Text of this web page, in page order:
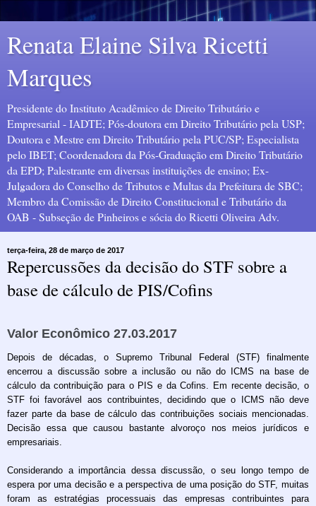
Renata Elaine Silva Ricetti
Marques
Presidente do Instituto Acadêmico de Direito Tributário e
Empresarial - IADTE; Pós-doutora em Direito Tributário pela USP;
Doutora e Mestre em Direito Tributário pela PUC/SP; Especialista
pelo IBET; Coordenadora da Pós-Graduação em Direito Tributário
da EPD; Palestrante em diversas instituições de ensino; Ex-
Julgadora do Conselho de Tributos e Multas da Prefeitura de SBC;
Membro da Comissão de Direito Constitucional e Tributário da
OAB - Subseção de Pinheiros e sócia do Ricetti Oliveira Adv.
terça-feira, 28 de março de 2017
Repercussões da decisão do STF sobre a
base de cálculo de PIS/Cofins
Valor Econômico 27.03.2017
Depois de décadas, o Supremo Tribunal Federal (STF) finalmente
encerrou a discussão sobre a inclusão ou não do ICMS na base de
cálculo da contribuição para o PIS e da Cofins. Em recente decisão, o
STF foi favorável aos contribuintes, decidindo que o ICMS não deve
fazer parte da base de cálculo das contribuições sociais mencionadas.
Decisão essa que causou bastante alvoroço nos meios jurídicos e
empresariais.
Considerando a importância dessa discussão, o seu longo tempo de
espera por uma decisão e a perspectiva de uma posição do STF, muitas
foram as estratégias processuais das empresas contribuintes para